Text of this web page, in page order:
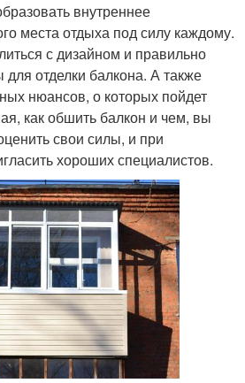
внутреннее
места отдыха под силу каждому.
с дизайном и правильно
отделки балкона. А также
нюансов, о которых пойдет
как обшить балкон и чем, вы
свои силы, и при
хороших специалистов.